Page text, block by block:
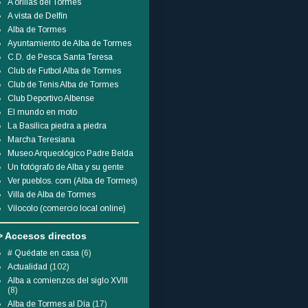
A orillas del Tormes
A vista de Delfín
Alba de Tormes
Ayuntamiento de Alba de Tormes
C.D. de Pesca Santa Teresa
Club de Futbol Alba de Tormes
Club de Tenis Alba de Tormes
Club Deportivo Albense
El mundo en moto
La Basílica piedra a piedra
Marcha Teresiana
Museo Arqueológico Padre Belda
Un fotógrafo de Alba y su gente
Ver pueblos. com (Alba de Tormes)
Villa de Alba de Tormes
Vilocolo (comercio local online)
Accesos directos
# Quédate en casa (6)
Actualidad (102)
Alba a comienzos del siglo XVIII
(8)
Alba de Tormes al Día (17)